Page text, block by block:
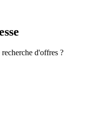
d'offres ?